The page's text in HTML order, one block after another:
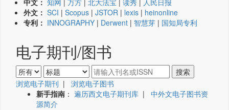
中文： 知网 | 万方 | 北大法宝 | 读秀 | 人民日报
外文： SCI | Scopus | JSTOR | lexis | heinonline
专利： INNOGRAPHY | Derwent | 智慧芽 | 国知局专利
电子期刊/图书
浏览电子期刊 | 浏览电子图书
新手指南 ： 遍历西文电子期刊库 | 中外文电子图书资
源简介